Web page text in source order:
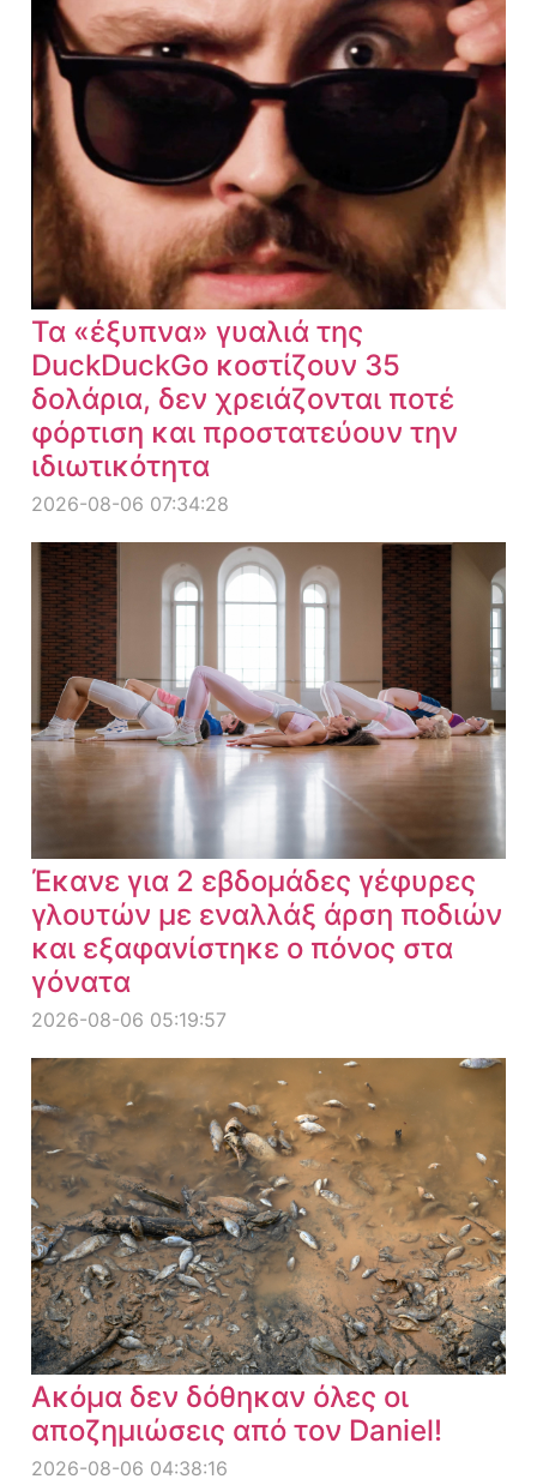
Τα «έξυπνα» γυαλιά της
DuckDuckGo κοστίζουν 35
δολάρια, δεν χρειάζονται ποτέ
φόρτιση και προστατεύουν την
ιδιωτικότητα
2026-08-06 07:34:28
Έκανε για 2 εβδομάδες γέφυρες
γλουτών με εναλλάξ άρση ποδιών
και εξαφανίστηκε ο πόνος στα
γόνατα
2026-08-06 05:19:57
Ακόμα δεν δόθηκαν όλες οι
αποζημιώσεις από τον Daniel!
2026-08-06 04:38:16